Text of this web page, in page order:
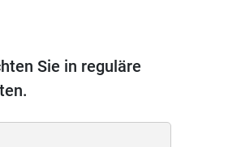
Sie in reguläre